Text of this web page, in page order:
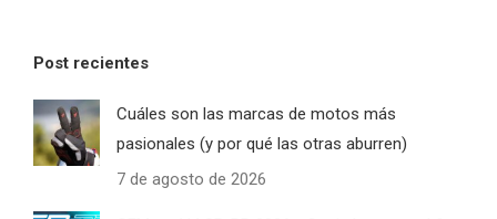
Post recientes
Cuáles son las marcas de motos más
pasionales (y por qué las otras aburren)
7 de agosto de 2026